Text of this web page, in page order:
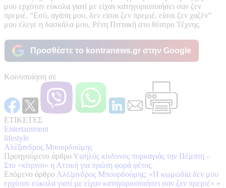
μου ερχόταν εύκολα γιατί με είχαν κατηγοριοποιήσει σαν ζεν
πρεμιέ. “Εσύ, αγάπη μου, δεν είσαι ζεν πρεμιέ, είσαι ζεν χαζέν”
μου έλεγε η δασκάλα μου, Ρένη Πιττακή στο θέατρο Τέχνης.
Προσθέστε το kontranews.gr στην Google
Κοινοποίηση σε
ΕΤΙΚΕΤΕΣ
Entertainment
lifestyle
Αλέξανδρος Μπουρδούμης
Προηγούμενο άρθρο Υψηλός κίνδυνος πυρκαγιάς την Πέμπτη –
Στο «κίτρινο» η Αττική για πρώτη φορά φέτος
Επόμενο άρθρο Αλέξανδρος Μπουρδούμης: «Η κωμωδία δεν μου
ερχόταν εύκολα γιατί με είχαν κατηγοριοποιήσει σαν ζεν πρεμιέ» »